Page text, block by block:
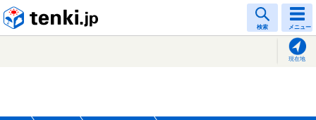
検索 メニュー
現在地